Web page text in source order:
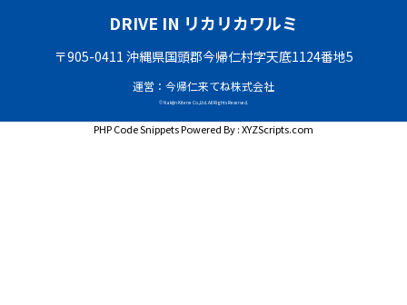
DRIVE IN リカリカワルミ
〒905-0411 沖縄県国頭郡今帰仁村字天底1124番地5
運営：今帰仁来てね株式会社
© Nakijin Kitene Co.,Ltd. All Rights Reserved.
PHP Code SnippetsPowered By :XYZScripts.com